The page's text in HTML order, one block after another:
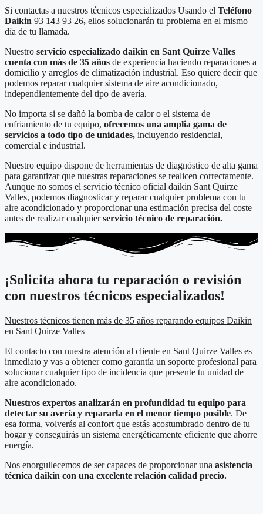
Si contactas a nuestros técnicos especializados Usando el Teléfono
Daikin 93 143 93 26, ellos solucionarán tu problema en el mismo
día de tu llamada.
Nuestro servicio especializado daikin en Sant Quirze Valles
cuenta con más de 35 años de experiencia haciendo reparaciones a
domicilio y arreglos de climatización industrial. Eso quiere decir que
podemos reparar cualquier sistema de aire acondicionado,
independientemente del tipo de avería.
No importa si se dañó la bomba de calor o el sistema de
enfriamiento de tu equipo, ofrecemos una amplia gama de
servicios a todo tipo de unidades, incluyendo residencial,
comercial e industrial.
Nuestro equipo dispone de herramientas de diagnóstico de alta gama
para garantizar que nuestras reparaciones se realicen correctamente.
Aunque no somos el servicio técnico oficial daikin Sant Quirze
Valles, podemos diagnosticar y reparar cualquier problema con tu
aire acondicionado y proporcionar una estimación precisa del coste
antes de realizar cualquierservicio técnico de reparación.
¡Solicita ahora tu reparación o revisión
con nuestros técnicos especializados!
Nuestros técnicos tienen más de 35 años reparando equipos Daikin
en Sant Quirze Valles
El contacto con nuestra atención al cliente en Sant Quirze Valles es
inmediato y vas a obtener como garantía un soporte profesional para
solucionar cualquier tipo de incidencia que presente tu unidad de
aire acondicionado.
Nuestros expertos analizarán en profundidad tu equipo para
detectar su avería y repararla en el menor tiempo posible. De
esa forma, volverás al confort que estás acostumbrado dentro de tu
hogar y conseguirás un sistema energéticamente eficiente que ahorre
energía.
Nos enorgullecemos de ser capaces de proporcionar una asistencia
técnica daikin con una excelente relación calidad precio.